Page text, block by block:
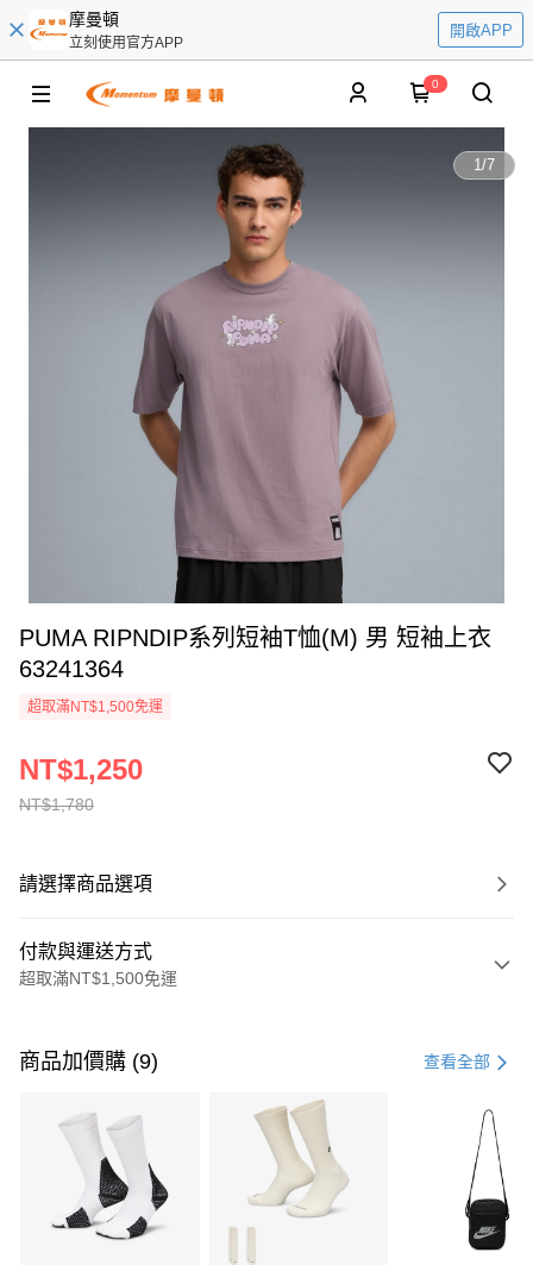
摩曼頓
立刻使用官方APP
開啟APP
0
1/7
PUMA RIPNDIP系列短袖T恤(M) 男 短袖上衣
63241364
超取滿NT$1,500免運
NT$1,780
NT$1,250
請選擇商品選項
付款與運送方式
超取滿NT$1,500免運
信用卡一次付款
3 期 0 利率 每期 21家銀行
合作金庫商業銀行
第一商業銀行
華南商業銀行
彰化商業銀行
上海商業儲蓄銀行
Apple Pay
商品加價購 (9) 查看全部